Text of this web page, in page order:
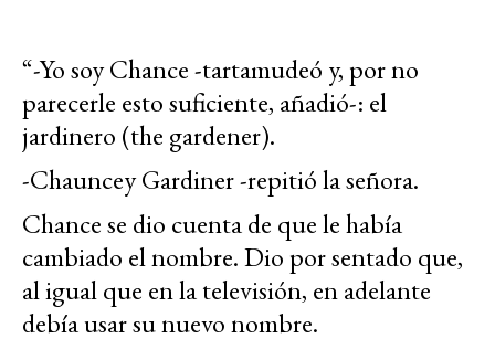
“-Yo soy Chance -tartamudeó y, por no
parecerle esto suficiente, añadió-: el
jardinero (the gardener).
-Chauncey Gardiner -repitió la señora.
Chance se dio cuenta de que le había
cambiado el nombre. Dio por sentado que,
al igual que en la televisión, en adelante
debía usar su nuevo nombre.